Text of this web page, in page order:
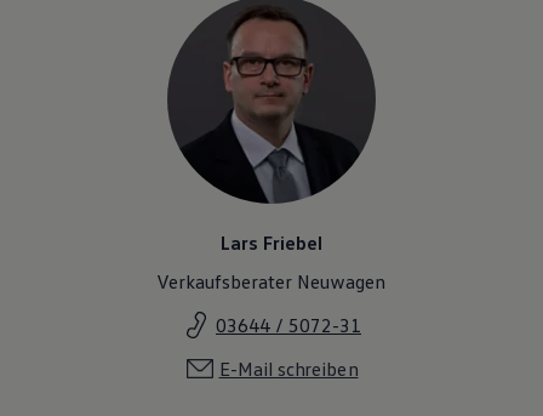
Lars Friebel
Verkaufsberater Neuwagen
03644 / 5072-31
E-Mail schreiben